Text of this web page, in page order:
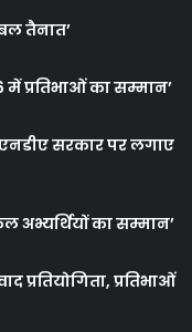
तैनात’
प्रतिभाओं का सम्मान’
सरकार पर लगाए
अभ्यर्थियों का सम्मान’
प्रतियोगिता, प्रतिभाओं